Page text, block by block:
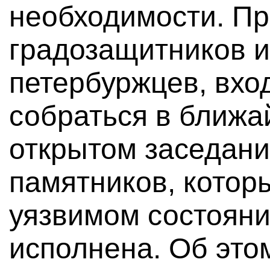
необходимости.
градозащитников
петербуржцев,
собраться в
открытом
памятников,
уязвимом
исполнена. Об